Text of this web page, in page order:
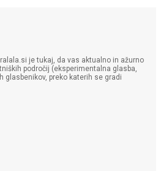
je tukaj, da vas aktualno in ažurno
področij (eksperimentalna glasba,
preko katerih se gradi